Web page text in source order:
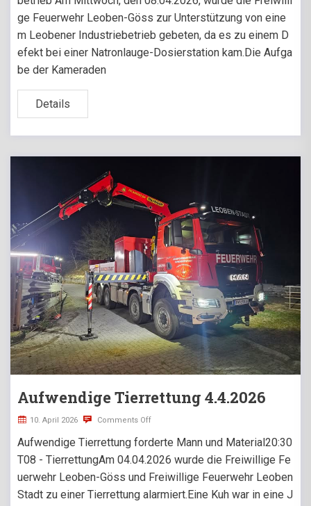
ge Feuerwehr Leoben-Göss zur Unterstützung von eine
m Leobener Industriebetrieb gebeten, da es zu einem D
efekt bei einer Natronlauge-Dosierstation kam.Die Aufga
be der Kameraden
Details
Aufwendige Tierrettung 4.4.2026
10. April 2026 Comments Off
Aufwendige Tierrettung forderte Mann und Material20:30
T08 - TierrettungAm 04.04.2026 wurde die Freiwillige Fe
uerwehr Leoben-Göss und Freiwillige Feuerwehr Leoben
Stadt zu einer Tierrettung alarmiert.Eine Kuh war in eine J